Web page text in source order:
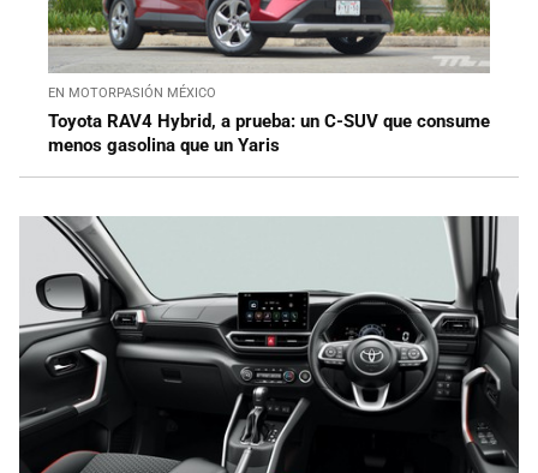
EN MOTORPASIÓN MÉXICO
Toyota RAV4 Hybrid, a prueba: un C-SUV que consume
menos gasolina que un Yaris